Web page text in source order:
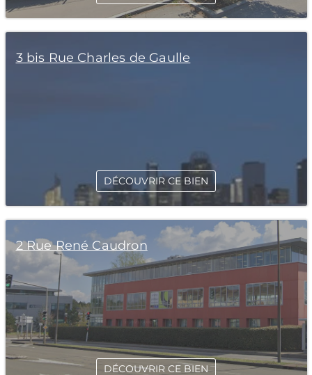
3 bis Rue Charles de Gaulle
DÉCOUVRIR CE BIEN
2 Rue René Caudron
DÉCOUVRIR CE BIEN